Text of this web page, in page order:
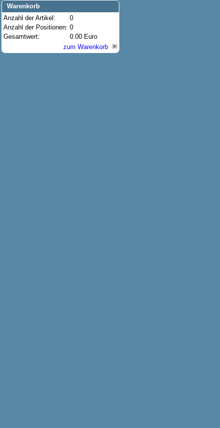
Warenkorb
Anzahl der Artikel:
0
Anzahl der Positionen: 0
Gesamtwert:
0.00 Euro
zum Warenkorb